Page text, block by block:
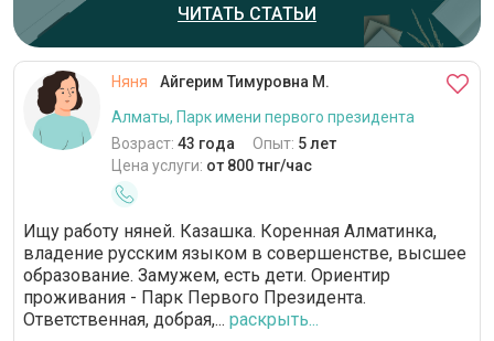
ЧИТАТЬ СТАТЬИ
Няня
Айгерим Тимуровна М.
Алматы, Парк имени первого президента
Возраст: 43 года Опыт: 5 лет
Цена услуги: от 800 тнг/час
Ищу работу няней. Казашка. Коренная Алматинка,
владение русским языком в совершенстве, высшее
образование. Замужем, есть дети. Ориентир
проживания - Парк Первого Президента.
Ответственная, добрая,... раскрыть...